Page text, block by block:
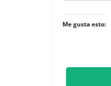
Me gusta esto: